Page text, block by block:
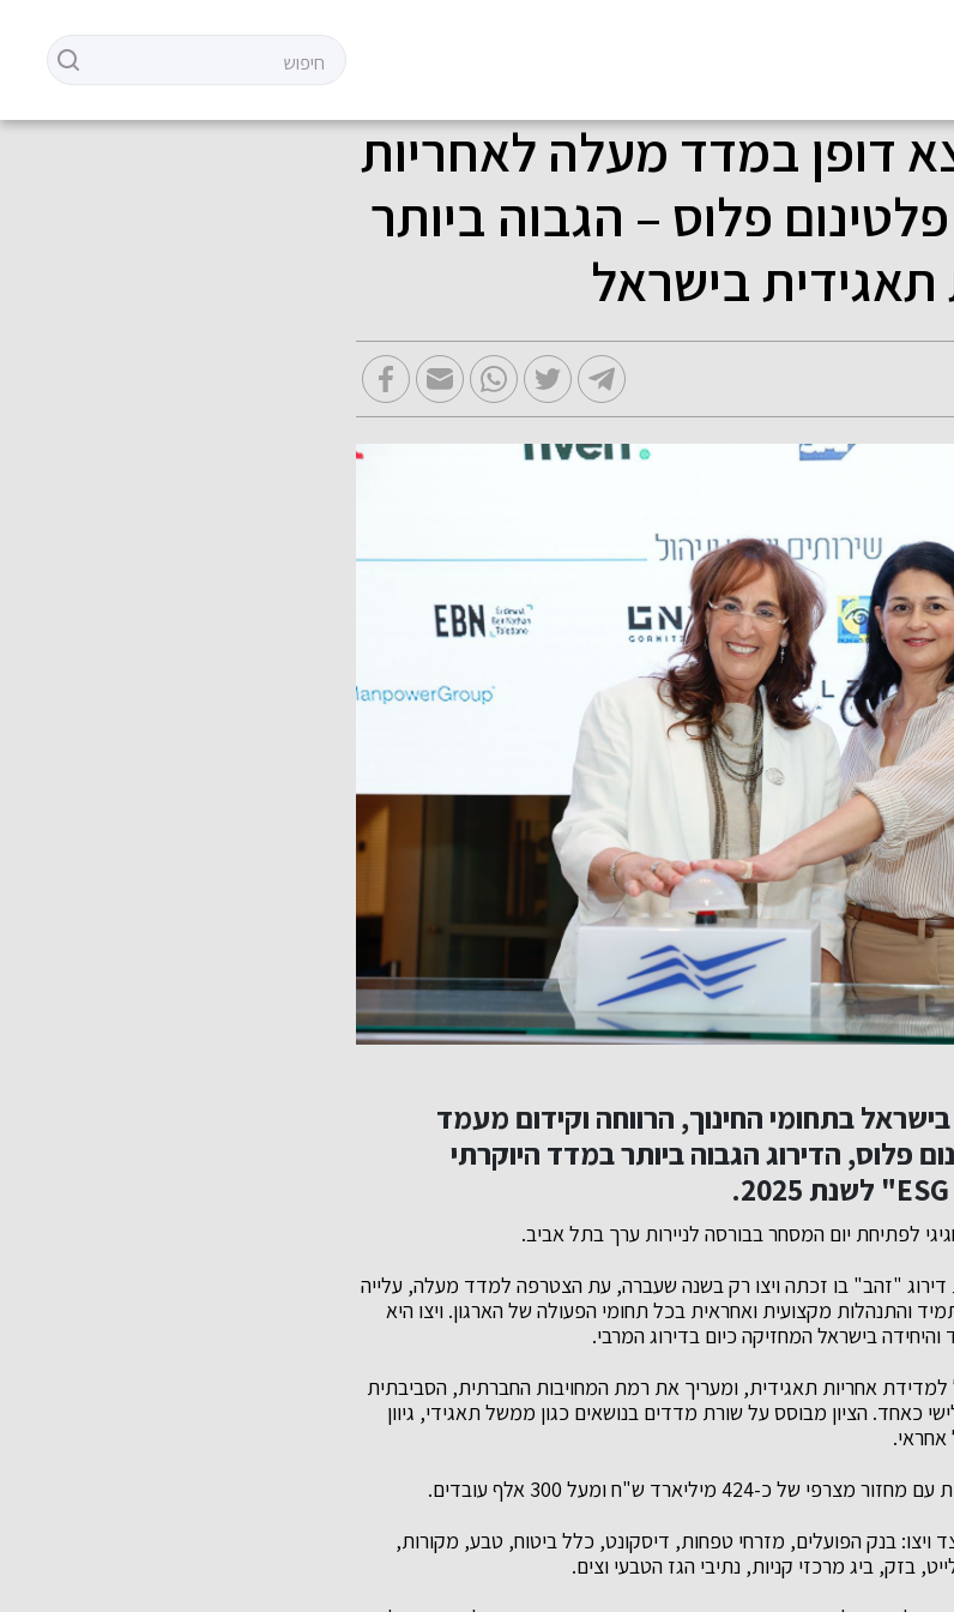
דופן במדד מעלה לאחריות
פלוס – הגבוה ביותר
בישראל
בישראל בתחומי החינוך, הרווחה וקידום מעמד
פלוס, הדירוג הגבוה ביותר במדד היוקרתי
"זהב" בו זכתה ויצו רק בשנה שעברה, עת הצטרפה למדד מעלה, עלייה
והתנהלות מקצועית ואחראית בכל תחומי הפעולה של הארגון. ויצו היא
בישראל המחזיקה כיום בדירוג המרבי.
אחריות תאגידית, ומעריך את רמת המחויבות החברתית, הסביבתית
כאחד. הציון מבוסס על שורת מדדים בנושאים כגון ממשל תאגידי, גיוון
אחראי.
ויצו: בנק הפועלים, מזרחי טפחות, דיסקונט, כלל ביטוח, טבע, מקורות,